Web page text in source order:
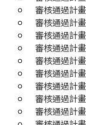
審核通過計
審核通過計
審核通過計
審核通過計
審核通過計
審核通過計
審核通過計
審核通過計
審核通過計